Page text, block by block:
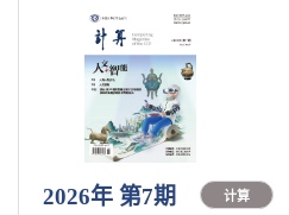
2026年 第7期 计算